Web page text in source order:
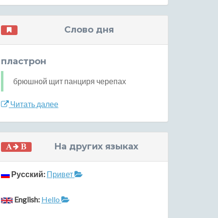
Слово дня
пластрон
брюшной щит панциря черепах
Читать далее
На других языках
Русский: Привет
English: Hello